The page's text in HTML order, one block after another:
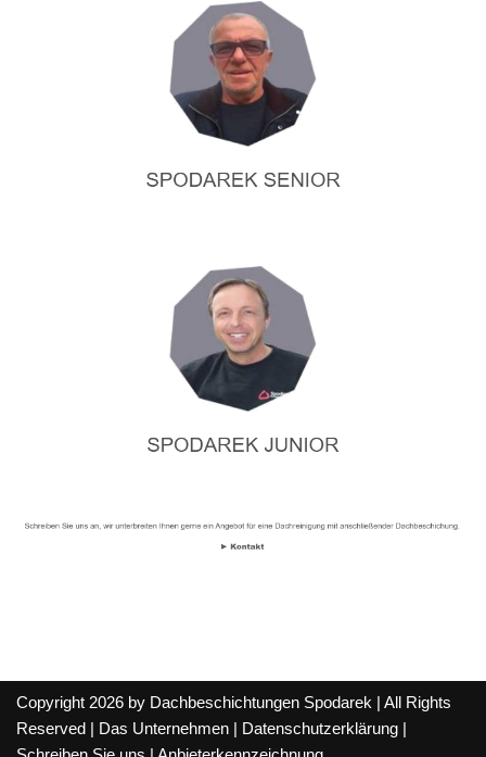
Copyright 2026 by Dachbeschichtungen Spodarek | All Rights
Reserved |
Das Unternehmen Datenschutzerklärung